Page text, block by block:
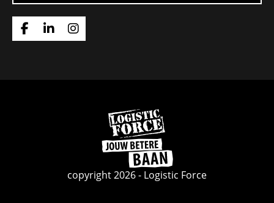
Ga
Ga
Ga
Ga
naar
de
homepage
copyright 2026 - Logistic Force